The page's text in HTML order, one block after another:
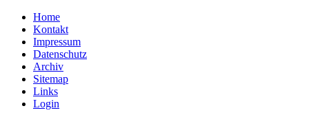
Home
Kontakt
Impressum
Datenschutz
Archiv
Sitemap
Links
Login